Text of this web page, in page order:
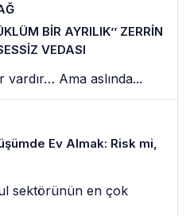
BİR AYRILIK’’ ZERRİN
VEDASI
Ama aslında...
Ev Almak: Risk mi,
sektörünün en çok